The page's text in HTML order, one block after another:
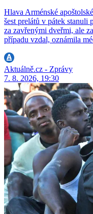
Hlava Arménské
šest prelátů v pátek stanuli
za zavřenými dveřmi, ale
případu vzdal, oznámila
Aktuálně.cz - Zprávy
7. 8. 2026, 19:30